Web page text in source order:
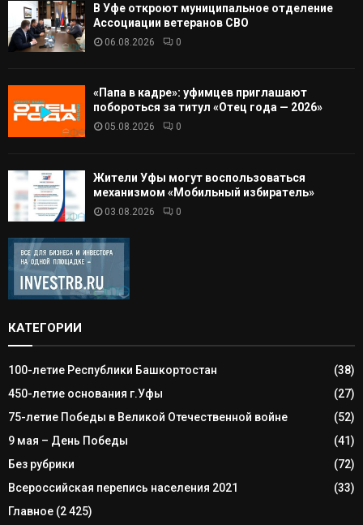
В Уфе откроют муниципальное отделение
Ассоциации ветеранов СВО
06.08.2026 0
«Папа в кадре»: уфимцев приглашают
побороться за титул «Отец года — 2026»
05.08.2026 0
Жители Уфы могут воспользоваться
механизмом «Мобильный избиратель»
03.08.2026 0
КАТЕГОРИИ
100-летие Республики Башкортостан
(38)
450-летие основания г.Уфы
(27)
75-летие Победы в Великой Отечественной войне
(52)
9 мая – День Победы
(41)
Без рубрики
(72)
Всероссийская перепись населения 2021
(33)
Главное (2 425)